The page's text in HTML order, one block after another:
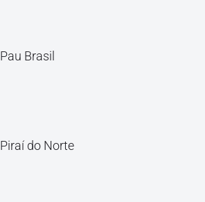
Pau Brasil
Piraí do Norte